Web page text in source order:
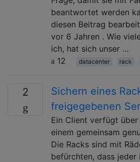
beantwortet werden
diesen Beitrag
vor 6 Jahren . Wie
ich, hat sich unser …
12
datacenter rack
2
Sichern eines
freigegebenen
Ein Client verfügt über
einem gemeinsam
Die Racks sind mit
befürchten, dass jeder